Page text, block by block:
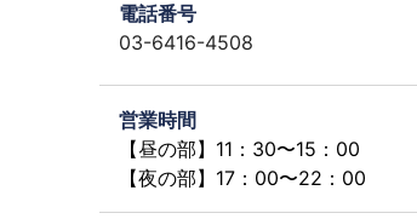
電話番号
03-6416-4508
営業時間
【昼の部】11：30〜15：00
【夜の部】17：00〜22：00